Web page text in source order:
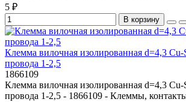
5 ₽
В корзину
Клемма вилочная изолированная d=4,3 Cu-
провода 1-2,5
1866109
Клемма вилочная изолированная d=4,3 Cu-
провода 1-2,5 - 1866109 - Клеммы,